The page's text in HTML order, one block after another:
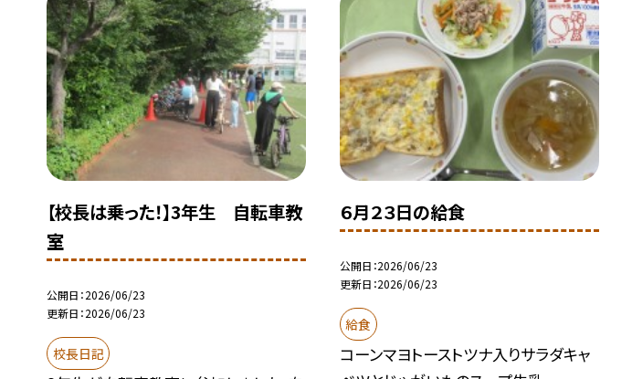
【校長は乗った！】3年生 自転車教
室
公開日 2026/06/23
更新日 2026/06/23
校長日記
６月２３日の給食
公開日 2026/06/23
更新日 2026/06/23
給食
コーンマヨトーストツナ入りサラダキャ